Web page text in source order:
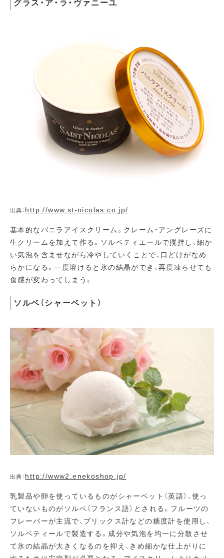
グラス・ア・ラ・ヴァニーユ
出典： http://www.st-nicolas.co.jp/
基本的なバニラアイスクリーム。クレーム・アングレーズに
生クリームを加えて作る。ソルベティエールで撹拌し、細か
い気泡を含ませながら冷やしていくことで、口どけがなめ
らかになる。一度溶けると氷の結晶ができ、再度凍らせても
食感が変わってしまう。
ソルベ（シャーベット）
出典： http://www2.enekoshop.jp/
乳製品や卵を使っているものがシャーベット（英語）、使っ
ていないものがソルベ（フランス語）とされる。フルーツの
フレーバーが主流で、ブリックス計などの糖度計を使用し、
ソルベティールで製造する。成分や気泡を均一に分散させ
て氷の結晶が大きくなるのを抑え、きめ細かな仕上がりに